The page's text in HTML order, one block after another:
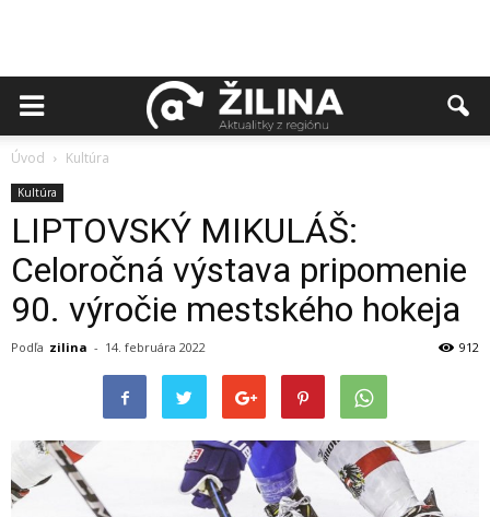
Úvod Kultúra
Kultúra
LIPTOVSKÝ MIKULÁŠ:
Celoročná výstava pripomenie
90. výročie mestského hokeja
Podľa zilina - 14. februára 2022 912